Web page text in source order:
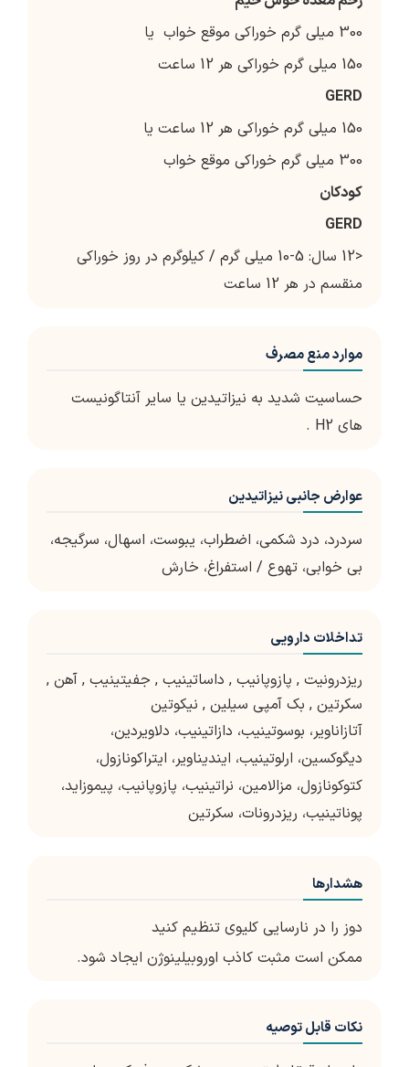
300 میلی گرم خوراکی موقع خواب یا
150 میلی گرم خوراکی هر 12 ساعت
GERD
150 میلی گرم خوراکی هر 12 ساعت یا
300 میلی گرم خوراکی موقع خواب
کودکان
GERD
<12 سال: 5-10 میلی گرم / کیلوگرم در روز خوراکی
منقسم در هر 12 ساعت
موارد منع مصرف
حساسیت شدید به نیزاتیدین یا سایر آنتاگونیست
های H2 .
عوارض جانبی نیزاتیدین
سردرد، درد شکمی، اضطراب، یبوست، اسهال، سرگیجه،
بی خوابی، تهوع / استفراغ، خارش
تداخلات دارویی
ریزدرونیت , پازوپانیب , داساتینیب , جفیتینیب , آهن ,
سکرتین , بک آمپی سیلین , نیکوتین
آتازاناویر، بوسوتینیب، دازاتینیب، دلاویردین،
دیگوکسین، ارلوتینیب، ایندیناویر، ایتراکونازول،
کتوکونازول، مزالامین، نراتینیب، پازوپانیب، پیموزاید،
پوناتینیب، ریزدرونات، سکرتین
هشدارها
دوز را در نارسایی کلیوی تنظیم کنید
ممکن است مثبت کاذب اوروبیلینوژن ایجاد شود.
نکات قابل توصیه